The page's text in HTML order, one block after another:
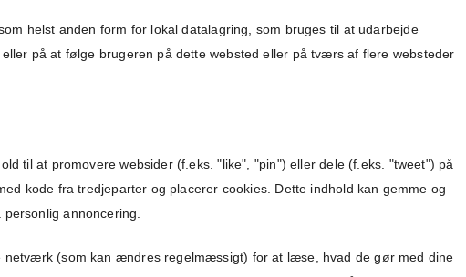
helst anden form for lokal datalagring, som bruges til at udarbejde
på at følge brugeren på dette websted eller på tværs af flere websteder
til at promovere websider (f.eks. "like", "pin") eller dele (f.eks. "tweet") på
kode fra tredjeparter og placerer cookies. Dette indhold kan gemme og
annoncering.
(som kan ændres regelmæssigt) for at læse, hvad de gør med dine